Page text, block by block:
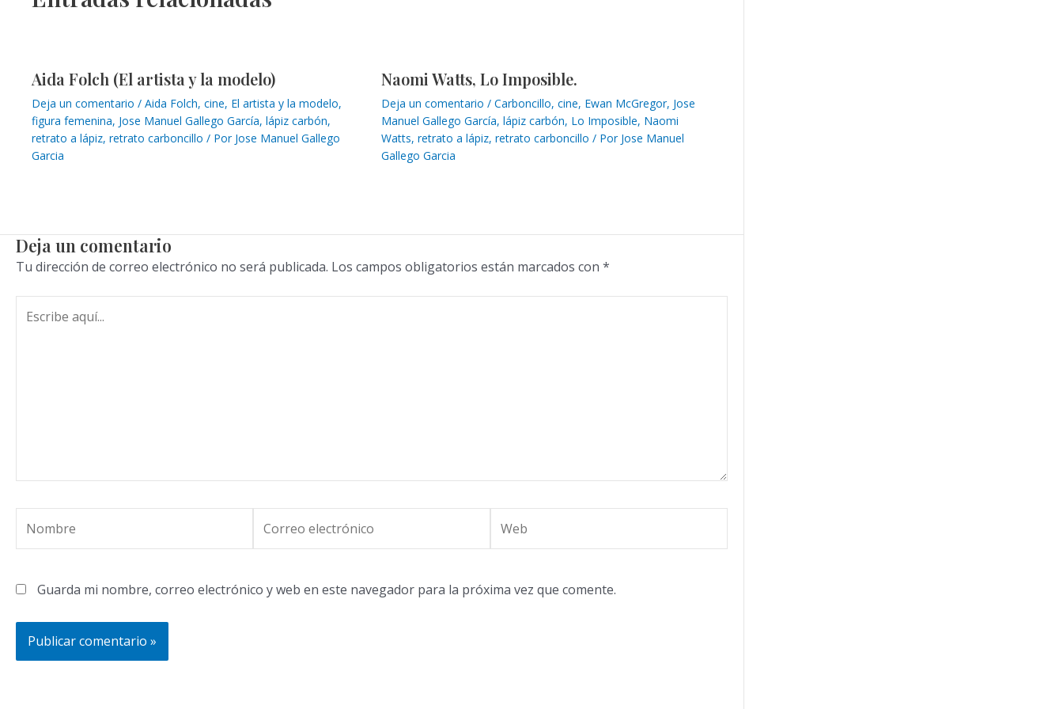
Aida Folch (El artista y la modelo)
Deja un comentario / Aida Folch, cine, El artista y la modelo,
figura femenina, Jose Manuel Gallego García, lápiz carbón,
retrato a lápiz, retrato carboncillo / Por Jose Manuel Gallego
Garcia
Naomi Watts, Lo Imposible.
Deja un comentario /Carboncillo,cine, Ewan McGregor, Jose
Manuel Gallego García,lápiz carbón, Lo Imposible, Naomi
Watts,retrato a lápiz,retrato carboncillo / Por Jose Manuel
Gallego Garcia
Deja un comentario
Tu dirección de correo electrónico no será publicada. Los campos obligatorios están marcados con *
aquí...
electrónico
Guarda mi nombre, correo electrónico y web en este navegador para la próxima vez que comente.